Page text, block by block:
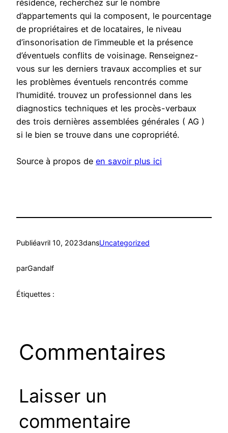
résidence, recherchez sur le nombre
d’appartements qui la composent, le pourcentage
de propriétaires et de locataires, le niveau
d’insonorisation de l’immeuble et la présence
d’éventuels conflits de voisinage. Renseignez-
vous sur les derniers travaux accomplies et sur
les problèmes éventuels rencontrés comme
l’humidité. trouvez un professionnel dans les
diagnostics techniques et les procès-verbaux
des trois dernières assemblées générales ( AG )
si le bien se trouve dans une copropriété.
Source à propos de en savoir plus ici
Publiéavril 10, 2023dansUncategorized
parGandalf
Étiquettes :
Commentaires
Laisser un
commentaire